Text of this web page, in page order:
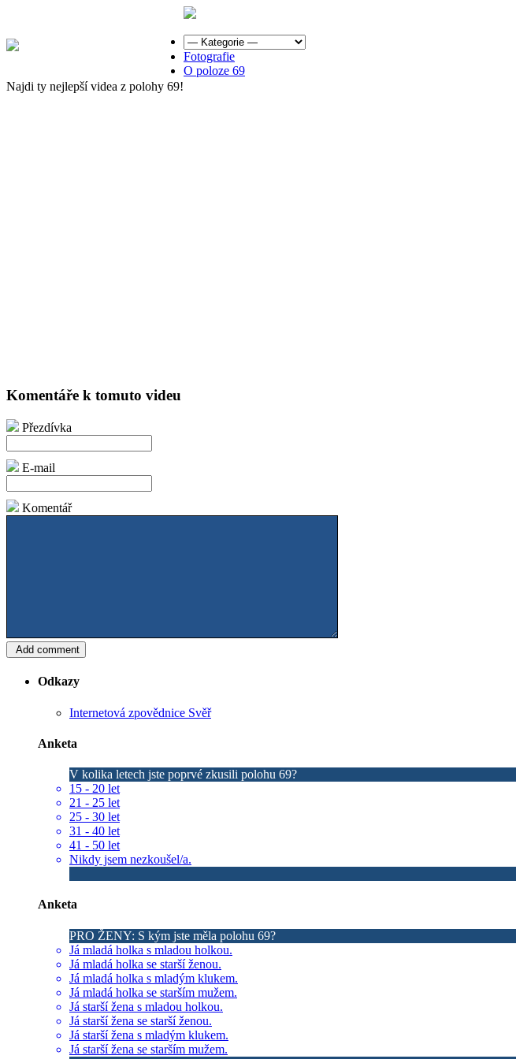
Najdi ty nejlepší videa z polohy 69!
Fotografie
O poloze 69
Komentáře k tomuto videu
Přezdívka
E-mail
Komentář
Odkazy
Internetová zpovědnice Svěř
Anketa
V kolika letech jste poprvé zkusili polohu 69?
15 - 20 let
21 - 25 let
25 - 30 let
31 - 40 let
41 - 50 let
Nikdy jsem nezkoušel/a.
Anketa
PRO ŽENY: S kým jste měla polohu 69?
Já mladá holka s mladou holkou.
Já mladá holka se starší ženou.
Já mladá holka s mladým klukem.
Já mladá holka se starším mužem.
Já starší žena s mladou holkou.
Já starší žena se starší ženou.
Já starší žena s mladým klukem.
Já starší žena se starším mužem.